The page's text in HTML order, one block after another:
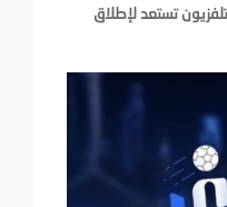
تستعد لإطلاق